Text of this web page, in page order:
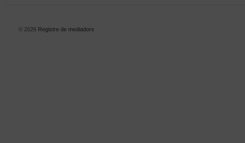
© 2026 Registre de mediadors